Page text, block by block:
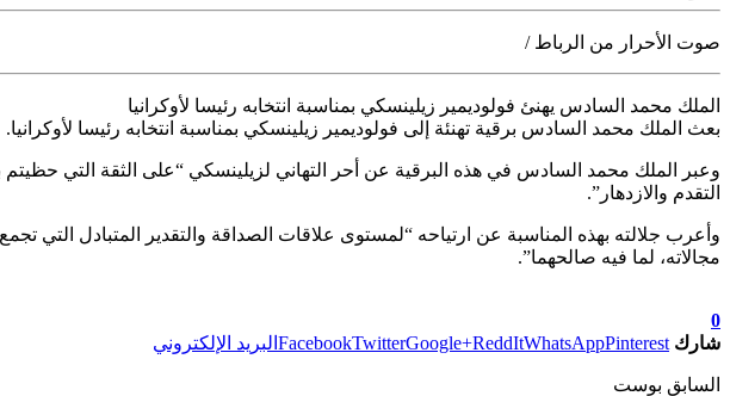
صوت الأحرار من الرباط /
الملك محمد السادس يهنئ فولوديمير زيلينسكي بمناسبة انتخابه رئيسا لأوكرانيا
بعث الملك محمد السادس برقية تهنئة إلى فولوديمير زيلينسكي بمناسبة انتخابه رئيسا لأوكرانيا.
وعبر الملك محمد السادس في هذه البرقية عن أحر التهاني لزيلينسكي “على الثقة التي حظيتم
التقدم والازدهار”.
وأعرب جلالته بهذه المناسبة عن ارتياحه “لمستوى علاقات الصداقة والتقدير المتبادل التي
مجالاته، لما فيه صالحهما”.
0
شارك
FacebookTwitterGoogle+ReddItWhatsAppPinterest البريد الإلكتروني
السابق بوست